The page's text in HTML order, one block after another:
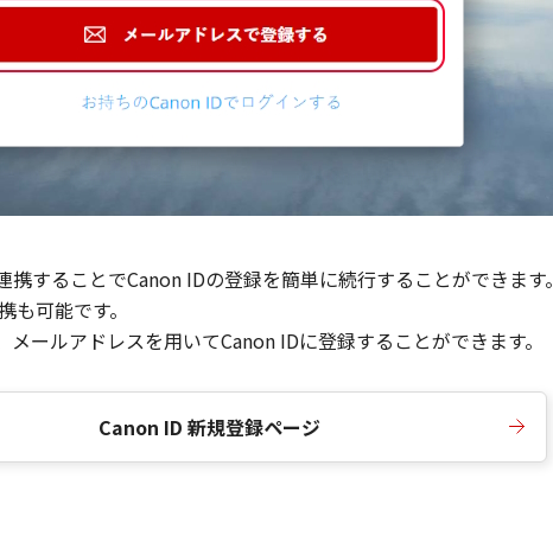
することでCanon IDの登録を簡単に続行することができます。
も可能です。
ールアドレスを用いてCanon IDに登録することができます。
Canon ID 新規登録ページ